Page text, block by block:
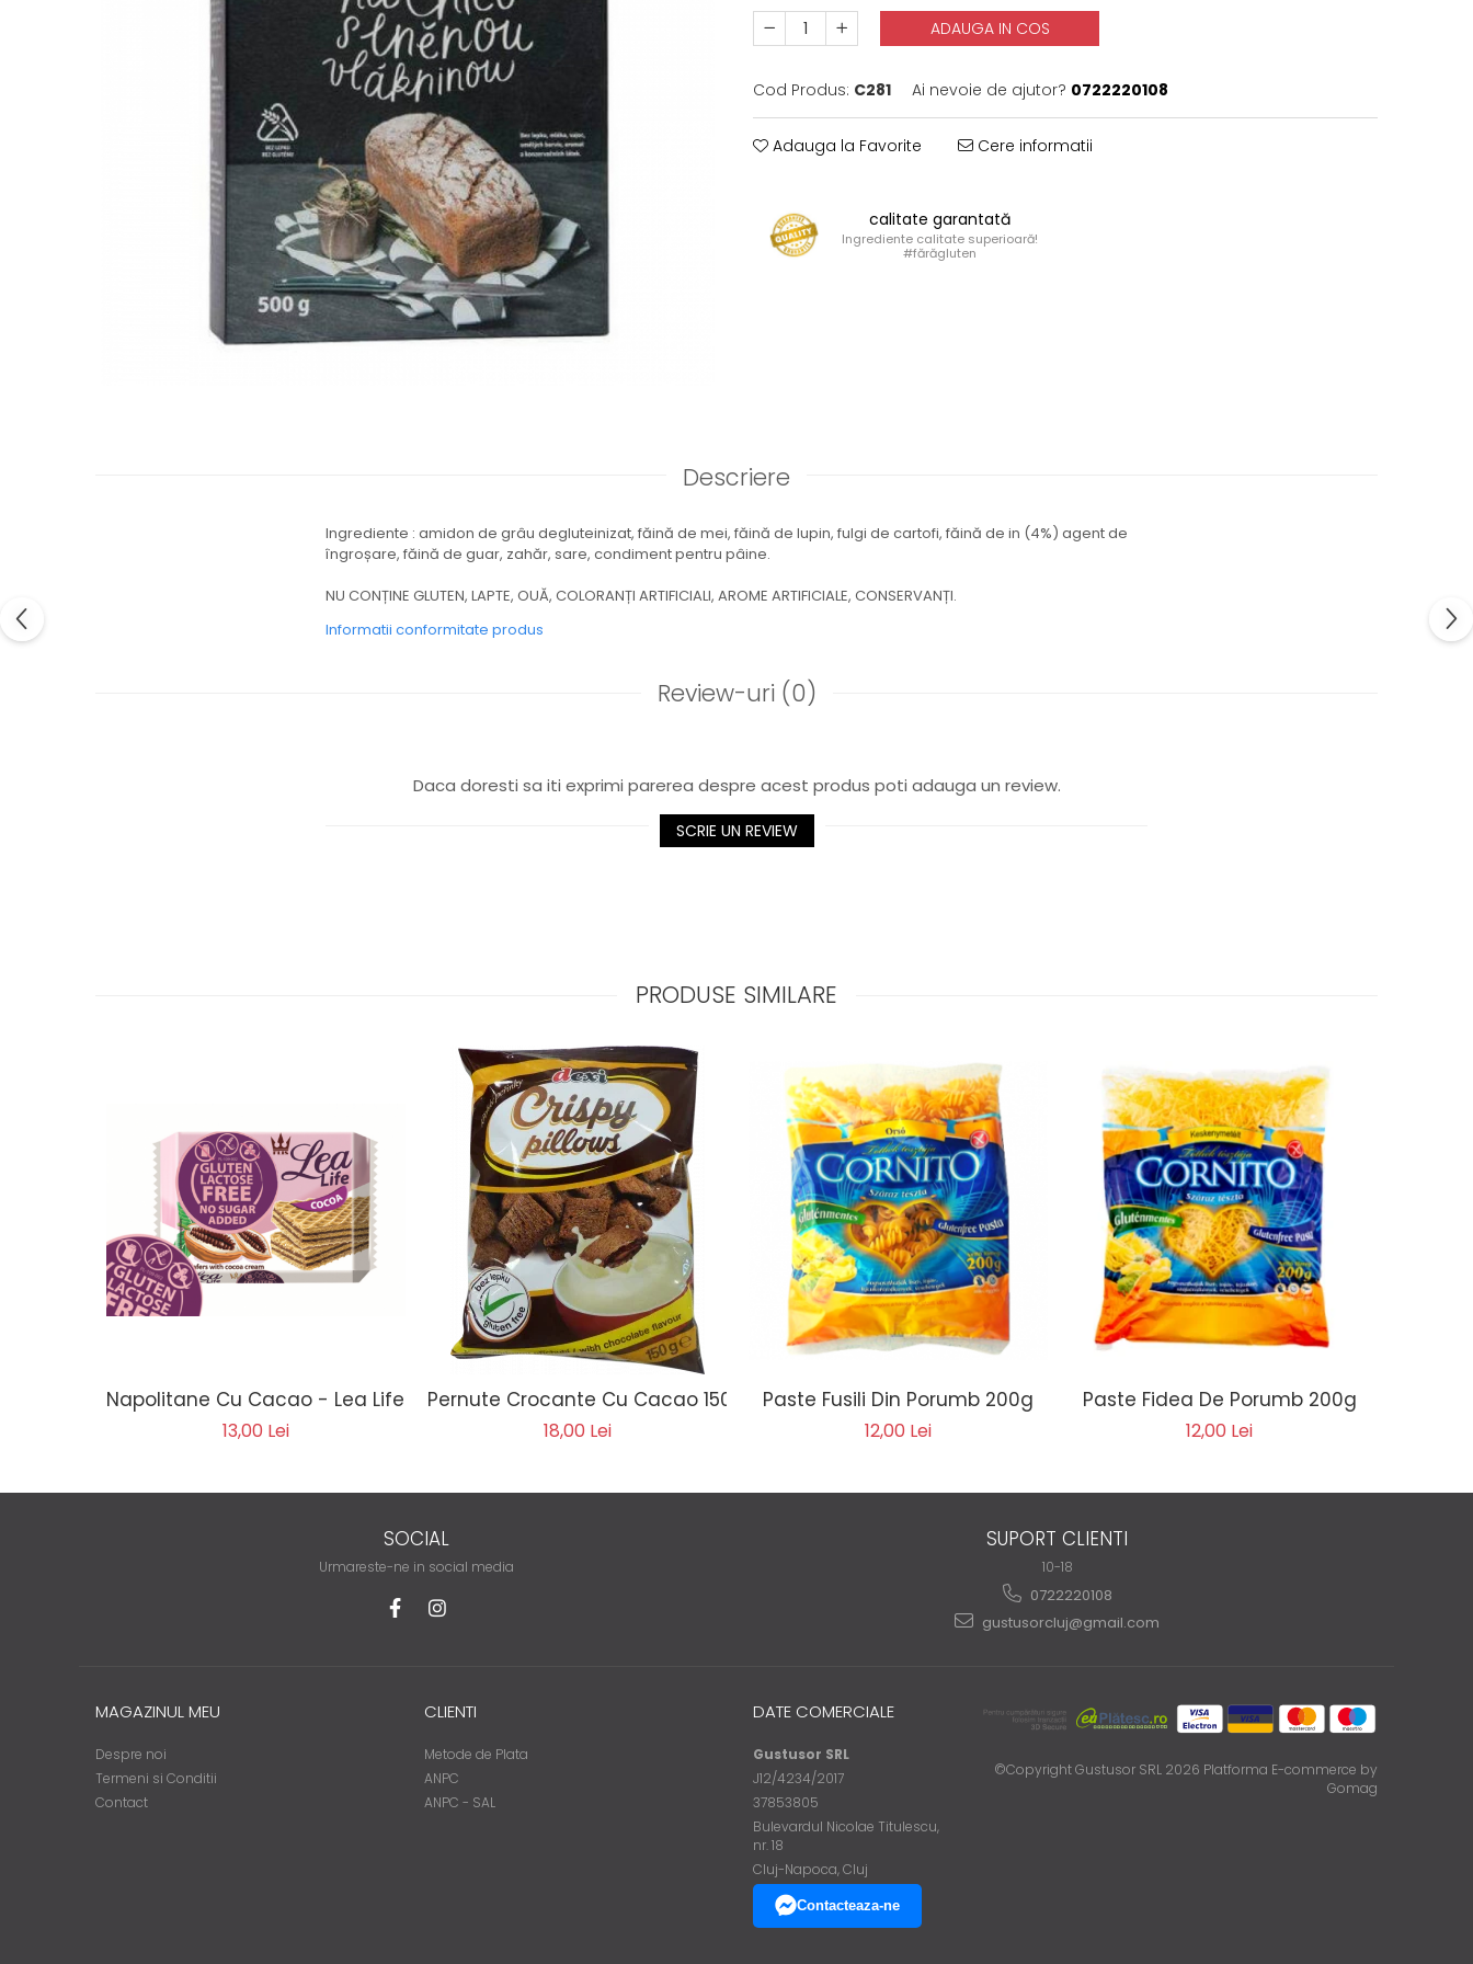
Bomboane / Acadele / Jeleuri
ADAUGA IN COS
Cod Produs: C281 Ai nevoie de ajutor? 0722220108
Adauga la Favorite Cere informatii
calitate garantată
Ingrediente calitate superioară!
#fărăgluten
Descriere
Ingrediente : amidon de grâu degluteinizat, făină de mei, făină de lupin, fulgi de cartofi, făină de in (4%) agent de
îngroșare, făină de guar, zahăr, sare, condiment pentru pâine.
NU CONȚINE GLUTEN, LAPTE, OUĂ, COLORANȚI ARTIFICIALI, AROME ARTIFICIALE, CONSERVANȚI.
Informatii conformitate produs
Review-uri (0)
Daca doresti sa iti exprimi parerea despre acest produs poti adauga un review.
SCRIE UN REVIEW
PRODUSE SIMILARE
Napolitane Cu Cacao - Lea Life 95g
13,00 Lei
Pernute Crocante Cu Cacao 150g
18,00 Lei
Paste Fusili Din Porumb 200g
12,00 Lei
Paste Fidea De Porumb 200g
12,00 Lei
SOCIAL
Urmareste-ne in social media
SUPORT CLIENTI
10-18
0722220108
gustusorcluj@gmail.com
MAGAZINUL MEU
Despre noi
Termeni si Conditii
Contact
CLIENTI
Metode de Plata
ANPC
ANPC - SAL
DATE COMERCIALE
Gustusor SRL
J12/4234/2017
37853805
Bulevardul Nicolae Titulescu,
nr. 18
Cluj-Napoca, Cluj
Contacteaza-ne
©Copyright Gustusor SRL 2026 Platforma E-commerce by
Gomag